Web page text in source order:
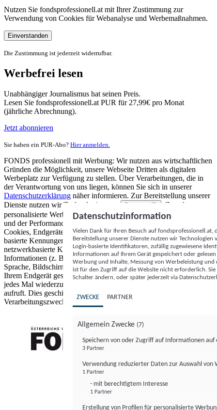
Nutzen Sie fondsprofessionell.at mit Ihrer Zustimmung zur
Verwendung von Cookies für Webanalyse und Werbemaßnahmen.
Einverstanden
Die Zustimmung ist jederzeit widerrufbar.
Werbefrei lesen
Unabhängiger Journalismus hat seinen Preis.
Lesen Sie fondsprofessionell.at PUR für 27,99€ pro Monat
(jährliche Abrechnung).
Jetzt abonnieren
Sie haben ein PUR-Abo? Hier anmelden.
FONDS professionell mit Werbung: Wir nutzen aus wirtschaftlichen
Gründen die Möglichkeit, unsere Webseite Dritten als digitalen
Werbeplatz zur Verfügung zu stellen. Über Verarbeitungen, die in
der Verantwortung von uns liegen, können Sie sich in unserer
Datenschutzerklärung näher informieren. Zur Bereitstellung unserer
Dienste nutzen wir Technologien von
Partnern (5)
. Zwecke:
personalisierte Werbung und Inhalte, Messung von Werbeleistung
und der Performance von Inhalten sowie Zielgruppenforschung.
Cookies, Endgeräte- oder ähnliche Online-Kennungen (z. B. login-
basierte Kennungen, zufällig generierte Kennungen,
netzwerkbasierte Kennungen) können zusammen mit anderen
Informationen (z. B. Browsertyp und Browserinformationen,
Sprache, Bildschirmgröße, unterstützte Technologien usw.) auf
Ihrem Endgerät gespeichert oder von dort ausgelesen werden, um es
jedes Mal wiederzuerkennen, wenn es eine App oder einer Webseite
aufruft. Dies geschieht für einen oder mehrere der hier aufgeführten
Verarbeitungszwecke.
Datenschutzinformation
Vielen Dank für Ihren Besuch auf
Bereitstellung unserer Dienste nutzen wir Technologien
Login-basierte Identifikatoren, zufällig zugewiesene
Informationen auf Ihrem Gerät gespeichert oder
Werbung und Inhalte, Messung von Werbeleistung
ist für den Zugriff auf die Website nicht erforderlich.
Schalter ändern, oder später jederzeit via
ZWECKE PARTNER
Allgemein Zwecke (7)
Speichern von oder Zugriff auf Informationen auf
3 Partner
Verwendung reduzierter Daten zur Auswahl von
1 Partner
- mit berechtigtem Interesse
1 Partner
Erstellung von Profilen für personalisierte
FONDS professionell